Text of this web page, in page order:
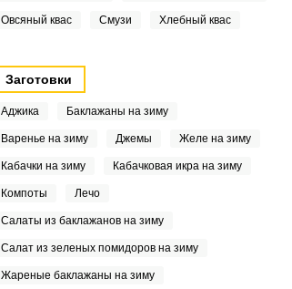
Овсяный квас Смузи Хлебный квас
Заготовки
Аджика Баклажаны на зиму
Варенье на зиму Джемы Желе на зиму
Кабачки на зиму Кабачковая икра на зиму
Компоты Лечо
Салаты из баклажанов на зиму
Салат из зеленых помидоров на зиму
Жареные баклажаны на зиму